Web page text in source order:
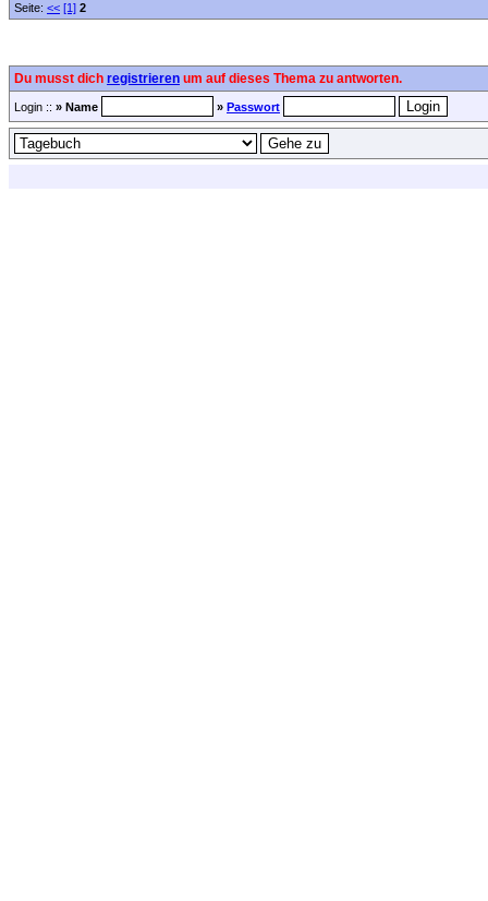
Seite: << [1] 2
Du musst dich registrieren um auf dieses Thema zu antworten.
Login :: » Name » Passwort